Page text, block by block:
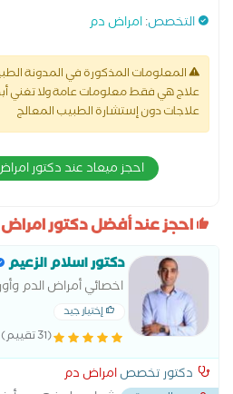
التخصص:امراض دم
المعلومات المذكورة في المدونة
علاج هي فقط معلومات عامة ولا تغني
علاجات دون إستشارة الطبيب المعالج
احجز ميعاد عند دكتور
احجز عند أفضل دكتور
دكتور اسلام الزعيم
اخصائي أمراض الدم
الليمفاوية وزرع
بأنجلترا
إختيار جيد
(31 تقييم)
دكتور تخصصامراض دم